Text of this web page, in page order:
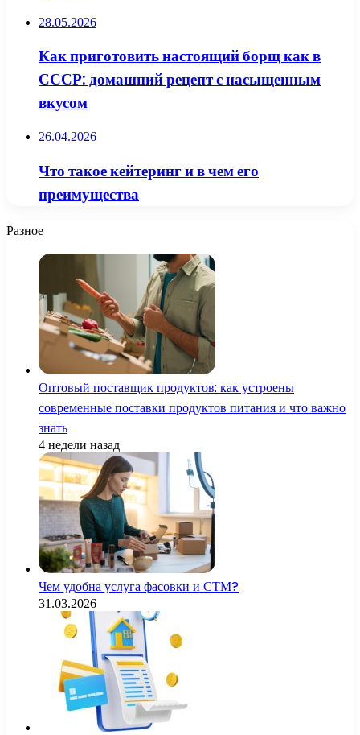
28.05.2026
Как приготовить настоящий борщ как в
СССР: домашний рецепт с насыщенным
вкусом
26.04.2026
Что такое кейтеринг и в чем его
преимущества
Разное
Оптовый поставщик продуктов: как устроены
современные поставки продуктов питания и что важно
знать
4 недели назад
Чем удобна услуга фасовки и СТМ?
31.03.2026